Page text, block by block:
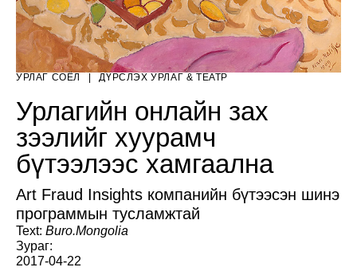
УРЛАГ СОЁЛ ДҮРСЛЭХ УРЛАГ & ТЕАТР
Урлагийн онлайн зах
зээлийг хуурамч
бүтээлээс хамгаална
Art Fraud Insights компанийн бүтээсэн шинэ
программын тусламжтай
Text: Buro.Mongolia
Зураг:
2017-04-22